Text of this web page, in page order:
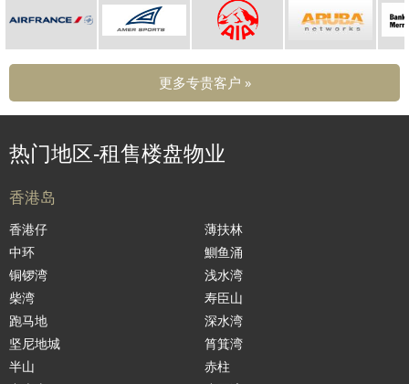
更多专贵客户 »
热门地区-租售楼盘物业
香港岛
香港仔
中环
铜锣湾
柴湾
跑马地
坚尼地城
半山
薄扶林
鰂鱼涌
浅水湾
寿臣山
深水湾
筲箕湾
赤柱